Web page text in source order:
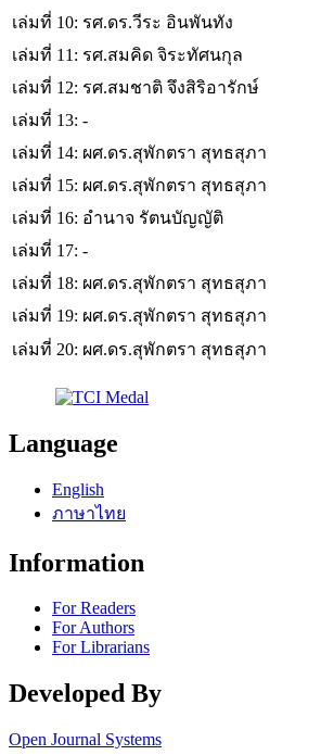
เล่มที่ 10: รศ.ดร.วีระ อินพันทัง
เล่มที่ 11: รศ.สมคิด จิระทัศนกุล
เล่มที่ 12: รศ.สมชาติ จึงสิริอารักษ์
เล่มที่ 13: -
เล่มที่ 14: ผศ.ดร.สุพักตรา สุทธสุภา
เล่มที่ 15: ผศ.ดร.สุพักตรา สุทธสุภา
เล่มที่ 16: อำนาจ รัตนบัญญัติ
เล่มที่ 17: -
เล่มที่ 18: ผศ.ดร.สุพักตรา สุทธสุภา
เล่มที่ 19: ผศ.ดร.สุพักตรา สุทธสุภา
เล่มที่ 20: ผศ.ดร.สุพักตรา สุทธสุภา
Language
English
ภาษาไทย
Information
For Readers
For Authors
For Librarians
Developed By
Open Journal Systems